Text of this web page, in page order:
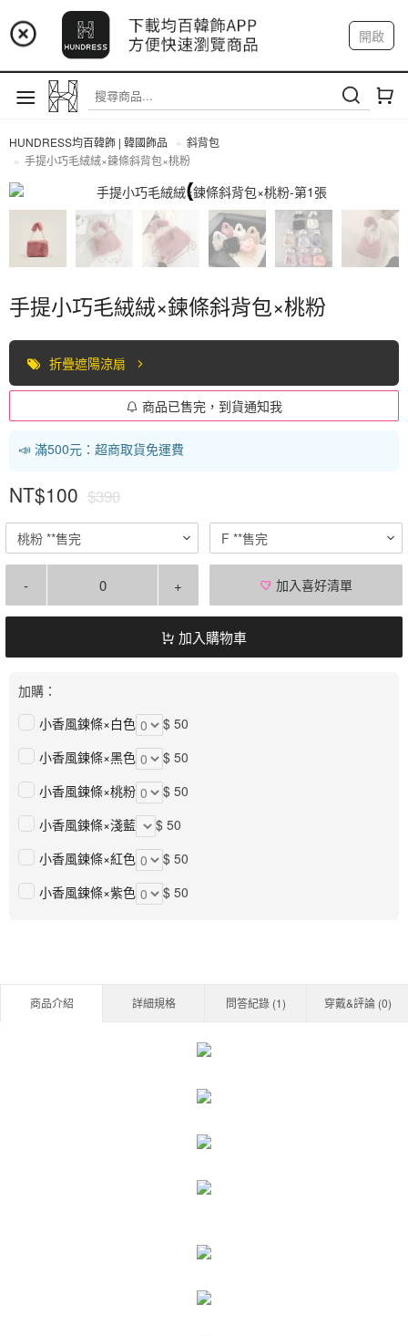
📢 市集預告：9/4-9/6 淡水捷運站
📢 市集預告：9/12-9/13 八里海巡基地
📢 市集預告：8/22-8/23 桃園青埔置地廣場
開啟
註冊 我的帳戶
HUNDRESS均百韓飾 | 韓國飾品
斜背包
手提小巧毛絨絨×鍊條斜背包×桃粉
手提小巧毛絨絨×鍊條斜背包×桃粉
折疊遮陽涼扇
商品已售完，到貨通知我
📣 滿500元：超商取貨免運費
NT$100 $390
桃粉 **售完 F **售完
- + 加入喜好清單
加入購物車
加購：
小香風鍊條×白色
$ 50
小香風鍊條×黑色
$ 50
小香風鍊條×桃粉
$ 50
小香風鍊條×淺藍
$ 50
小香風鍊條×紅色
$ 50
小香風鍊條×紫色
$ 50
商品介紹 詳細規格 問答紀錄 (1) 穿戴&評論 (0)